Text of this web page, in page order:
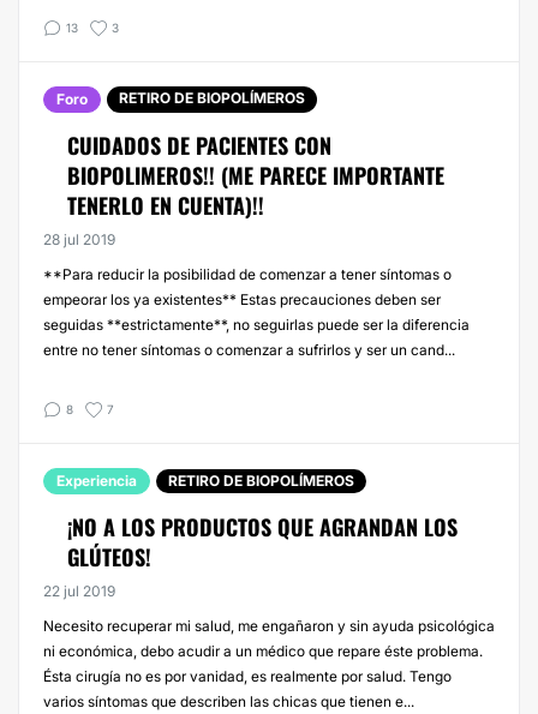
13 3
Foro RETIRO DE BIOPOLÍMEROS
CUIDADOS DE PACIENTES CON
BIOPOLIMEROS!! (ME PARECE IMPORTANTE
TENERLO EN CUENTA)!!
28 jul 2019
**Para reducir la posibilidad de comenzar a tener síntomas o
empeorar los ya existentes** Estas precauciones deben ser
seguidas **estrictamente**, no seguirlas puede ser la diferencia
entre no tener síntomas o comenzar a sufrirlos y ser un cand...
8 7
Experiencia RETIRO DE BIOPOLÍMEROS
¡NO A LOS PRODUCTOS QUE AGRANDAN LOS
GLÚTEOS!
22 jul 2019
Necesito recuperar mi salud, me engañaron y sin ayuda psicológica
ni económica, debo acudir a un médico que repare éste problema.
Ésta cirugía no es por vanidad, es realmente por salud. Tengo
varios síntomas que describen las chicas que tienen e...